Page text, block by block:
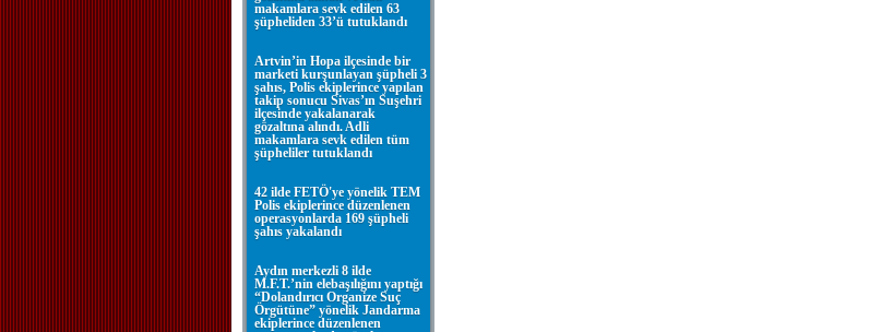
makamlara sevk edilen 63
şüpheliden 33’ü tutuklandı
Artvin’in Hopa ilçesinde bir
marketi kurşunlayan şüpheli 3
şahıs, Polis ekiplerince yapılan
takip sonucu Sivas’ın Suşehri
ilçesinde yakalanarak
gözaltına alındı. Adli
makamlara sevk edilen tüm
şüpheliler tutuklandı
42 ilde FETÖ'ye yönelik TEM
Polis ekiplerince düzenlenen
operasyonlarda 169 şüpheli
şahıs yakalandı
Aydın merkezli 8 ilde
M.F.T.’nin elebaşılığını yaptığı
“Dolandırıcı Organize Suç
Örgütüne” yönelik Jandarma
ekiplerince düzenlenen